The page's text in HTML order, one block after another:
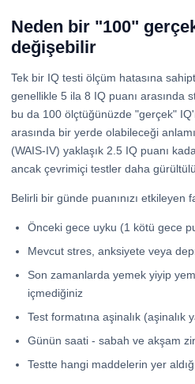
Neden bir "100"
değişebilir
Tek bir IQ testi ölçüm hatasına
genellikle 5 ila 8 IQ puanı arasında
bu da 100 ölçtüğünüzde "gerçek"
arasında bir yerde olabileceği
(WAIS-IV) yaklaşık 2.5 IQ puanı
ancak çevrimiçi testler daha
Belirli bir günde puanınızı etkileyen
Önceki gece uyku (1 kötü gece
Mevcut stres, anksiyete veya
Son zamanlarda yemek yiyip
içmediğiniz
Test formatına aşinalık (aşinalık
Günün saati - sabah ve akşam
Testte hangi maddelerin yer